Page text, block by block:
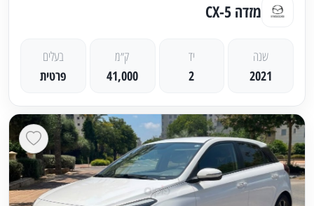
מזדה CX-5
שנה
2021
יד
2
ק״מ
41,000
בעלים
פרטית